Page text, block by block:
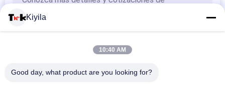
Etiquetas do cair da
26
Kiyila
10:40 AM
Good day, what product are you looking for?